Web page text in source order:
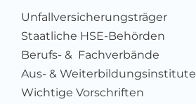
Unfallversicherungsträger
Staatliche HSE-Behörden
Berufs- & Fachverbände
Aus- & Weiterbildungsinstitute
Wichtige Vorschriften